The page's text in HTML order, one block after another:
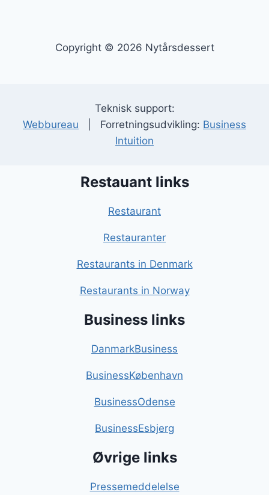
Copyright © 2026 Nytårsdessert
Teknisk support:
Webbureau | Forretningsudvikling: Business
Intuition
Restauant links
Restaurant
Restauranter
Restaurants in Denmark
Restaurants in Norway
Business links
DanmarkBusiness
BusinessKøbenhavn
BusinessOdense
BusinessEsbjerg
Øvrige links
Pressemeddelelse